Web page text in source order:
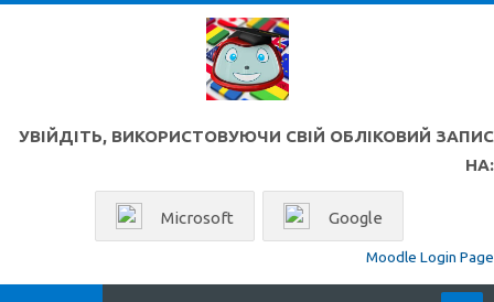
УВІЙДІТЬ, ВИКОРИСТОВУЮЧИ СВІЙ ОБЛІКОВИЙ ЗАПИС
НА:
Microsoft Google
Moodle Login Page